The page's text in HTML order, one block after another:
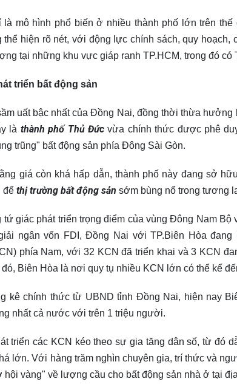
là mô hình phổ biến ở nhiều thành phố lớn trên
thể hiện rõ nét, với động lực chính sách, quy hoạch,
tại những khu vực giáp ranh TP.HCM, trong đó có
triển bất động sản
uất bậc nhất của Đồng Nai, đồng thời thừa hưởng
là thành phố Thủ Đứcvừa chính thức được phê
trũng" bất động sản phía Đông Sài Gòn.
giá còn khá hấp dẫn, thành phố này đang sở
để thị trường bất động sản sớm bùng nổ trong tương
tứ giác phát triển trọng điểm của vùng Đông Nam
ngân vốn FDI, Đồng Nai với TP.Biên Hòa đang
phía Nam, với 32 KCN đã triển khai và 3 KCN
đó, Biên Hòa là nơi quy tụ nhiều KCN lớn có thể kể
kê chính thức từ UBND tỉnh Đồng Nai, hiện nay
nhất cả nước với trên 1 triệu người.
triển các KCN kéo theo sự gia tăng dân số, từ đó
lớn. Với hàng trăm nghìn chuyên gia, trí thức và
hội vàng" về lượng cầu cho bất động sản nhà ở tại